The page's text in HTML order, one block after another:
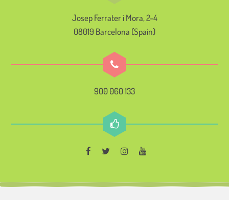
Josep Ferrater i Mora, 2-4
08019 Barcelona (Spain)
900 060 133